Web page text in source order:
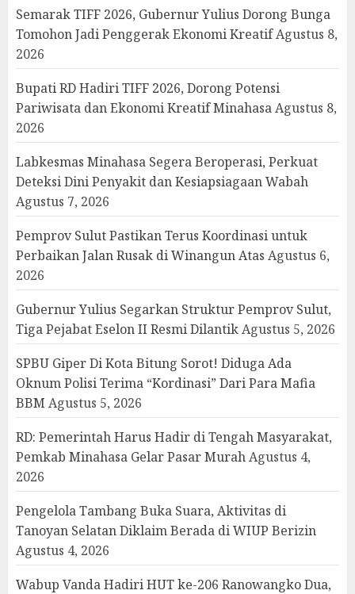
Semarak TIFF 2026, Gubernur Yulius Dorong Bunga
Tomohon Jadi Penggerak Ekonomi KreatifAgustus 8,
2026
Bupati RD Hadiri TIFF 2026, Dorong Potensi
Pariwisata dan Ekonomi Kreatif MinahasaAgustus 8,
2026
Labkesmas Minahasa Segera Beroperasi, Perkuat
Deteksi Dini Penyakit dan Kesiapsiagaan Wabah
Agustus 7, 2026
Pemprov Sulut Pastikan Terus Koordinasi untuk
Perbaikan Jalan Rusak di Winangun Atas Agustus 6,
2026
Gubernur Yulius Segarkan Struktur Pemprov Sulut,
Tiga Pejabat Eselon II Resmi DilantikAgustus 5, 2026
SPBU Giper Di Kota Bitung Sorot! Diduga Ada
Oknum Polisi Terima “Kordinasi” Dari Para Mafia
BBM Agustus 5, 2026
RD: Pemerintah Harus Hadir di Tengah Masyarakat,
Pemkab Minahasa Gelar Pasar MurahAgustus 4,
2026
Pengelola Tambang Buka Suara, Aktivitas di
Tanoyan Selatan Diklaim Berada di WIUP Berizin
Agustus 4, 2026
Wabup Vanda Hadiri HUT ke-206 Ranowangko Dua,